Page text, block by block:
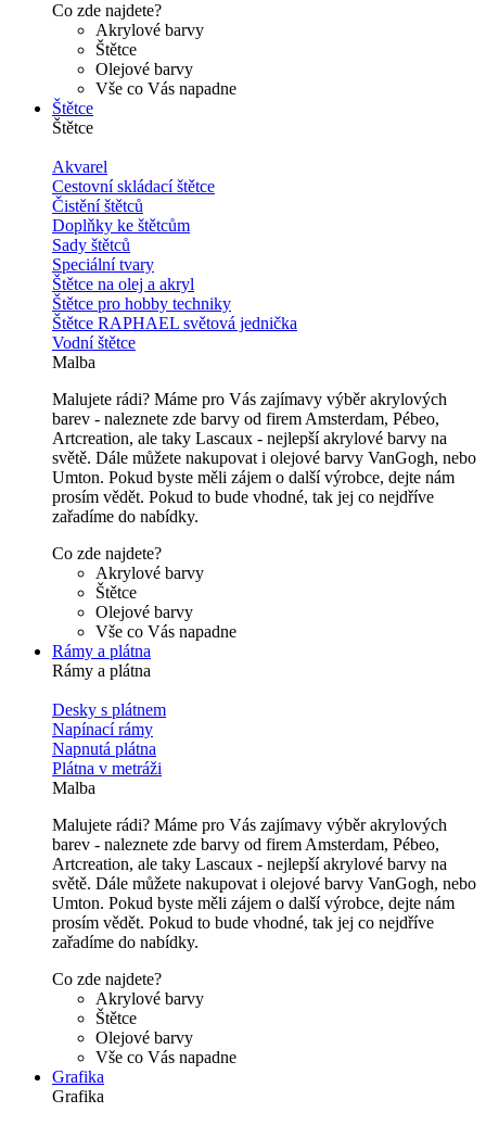
Co zde najdete?
Akrylové barvy
Štětce
Olejové barvy
Vše co Vás napadne
Štětce
Štětce
Akvarel
Cestovní skládací štětce
Čistění štětců
Doplňky ke štětcům
Sady štětců
Speciální tvary
Štětce na olej a akryl
Štětce pro hobby techniky
Štětce RAPHAEL světová jednička
Vodní štětce
Malba
Malujete rádi? Máme pro Vás zajímavy výběr akrylových
barev - naleznete zde barvy od firem Amsterdam, Pébeo,
Artcreation, ale taky Lascaux - nejlepší akrylové barvy na
světě. Dále můžete nakupovat i olejové barvy VanGogh, nebo
Umton. Pokud byste měli zájem o další výrobce, dejte nám
prosím vědět. Pokud to bude vhodné, tak jej co nejdříve
zařadíme do nabídky.
Co zde najdete?
Akrylové barvy
Štětce
Olejové barvy
Vše co Vás napadne
Rámy a plátna
Rámy a plátna
Desky s plátnem
Napínací rámy
Napnutá plátna
Plátna v metráži
Malba
Malujete rádi? Máme pro Vás zajímavy výběr akrylových
barev - naleznete zde barvy od firem Amsterdam, Pébeo,
Artcreation, ale taky Lascaux - nejlepší akrylové barvy na
světě. Dále můžete nakupovat i olejové barvy VanGogh, nebo
Umton. Pokud byste měli zájem o další výrobce, dejte nám
prosím vědět. Pokud to bude vhodné, tak jej co nejdříve
zařadíme do nabídky.
Co zde najdete?
Akrylové barvy
Štětce
Olejové barvy
Vše co Vás napadne
Grafika
Grafika